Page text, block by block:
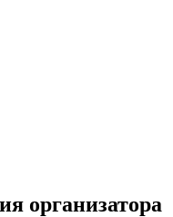
организатора